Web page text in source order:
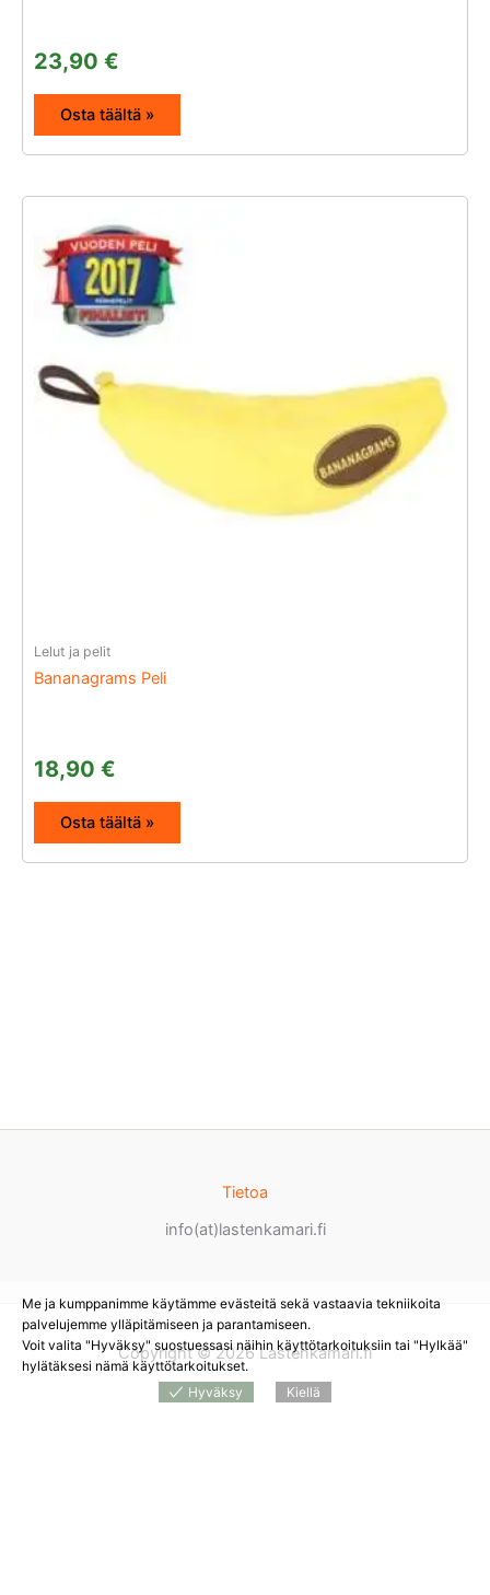
23,90 €
Osta täältä »
Lelut ja pelit
Bananagrams Peli
18,90 €
Osta täältä »
Tietoa
info(at)lastenkamari.fi
Copyright © 2026 Lastenkamari.fi
Me ja kumppanimme käytämme evästeitä sekä vastaavia tekniikoita
palvelujemme ylläpitämiseen ja parantamiseen.
Voit valita "Hyväksy" suostuessasi näihin käyttötarkoituksiin tai "Hylkää"
hylätäksesi nämä käyttötarkoitukset.
Hyväksy
Kiellä